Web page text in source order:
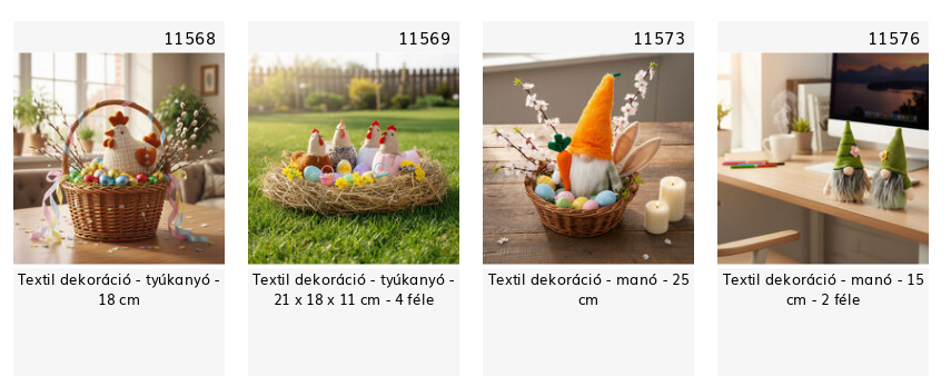
11568
Textil dekoráció - tyúkanyó -
18 cm
11569
Textil dekoráció - tyúkanyó -
21 x 18 x 11 cm - 4 féle
11573
Textil dekoráció - manó - 25
cm
11576
Textil dekoráció - manó - 15
cm - 2 féle